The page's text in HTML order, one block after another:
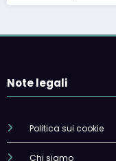
Note legali
Politica sui cookie
Chi siamo